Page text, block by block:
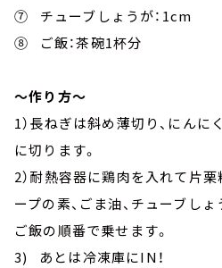
⑦ チューブしょうが：1cm
⑧ ご飯：茶碗1杯分
～作り方～
1）長ねぎは斜め薄切り、にんに
に切ります。
2）耐熱容器に鶏肉を入れて片
ープの素、ごま油、チューブしょ
ご飯の順番で乗せます。
3) あとは冷凍庫にIN！